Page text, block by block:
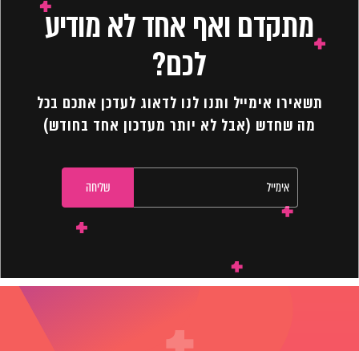
מתקדם ואף אחד לא מודיע
לכם?
תשאירו אימייל ותנו לנו לדאוג לעדכן אתכם בכל
מה שחדש (אבל לא יותר מעדכון אחד בחודש)